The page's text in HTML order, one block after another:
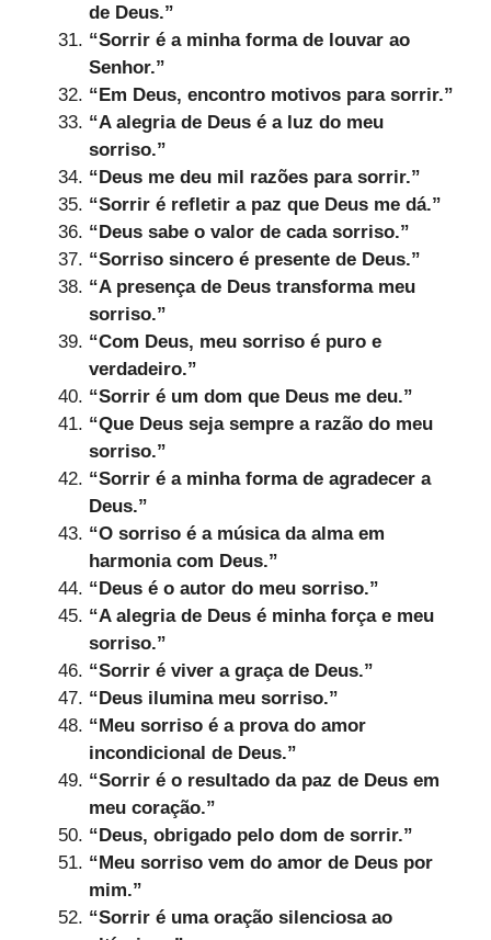
de Deus.”
“Sorrir é a minha forma de louvar ao
Senhor.”
“Em Deus, encontro motivos para sorrir.”
“A alegria de Deus é a luz do meu
sorriso.”
“Deus me deu mil razões para sorrir.”
“Sorrir é refletir a paz que Deus me dá.”
“Deus sabe o valor de cada sorriso.”
“Sorriso sincero é presente de Deus.”
“A presença de Deus transforma meu
sorriso.”
“Com Deus, meu sorriso é puro e
verdadeiro.”
“Sorrir é um dom que Deus me deu.”
“Que Deus seja sempre a razão do meu
sorriso.”
“Sorrir é a minha forma de agradecer a
Deus.”
“O sorriso é a música da alma em
harmonia com Deus.”
“Deus é o autor do meu sorriso.”
“A alegria de Deus é minha força e meu
sorriso.”
“Sorrir é viver a graça de Deus.”
“Deus ilumina meu sorriso.”
“Meu sorriso é a prova do amor
incondicional de Deus.”
“Sorrir é o resultado da paz de Deus em
meu coração.”
“Deus, obrigado pelo dom de sorrir.”
“Meu sorriso vem do amor de Deus por
mim.”
“Sorrir é uma oração silenciosa ao